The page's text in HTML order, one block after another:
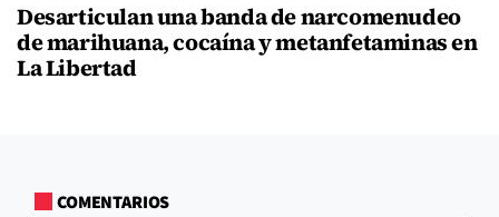
Desarticulan una banda de narcomenudeo
de marihuana, cocaína y metanfetaminas en
La Libertad
COMENTARIOS